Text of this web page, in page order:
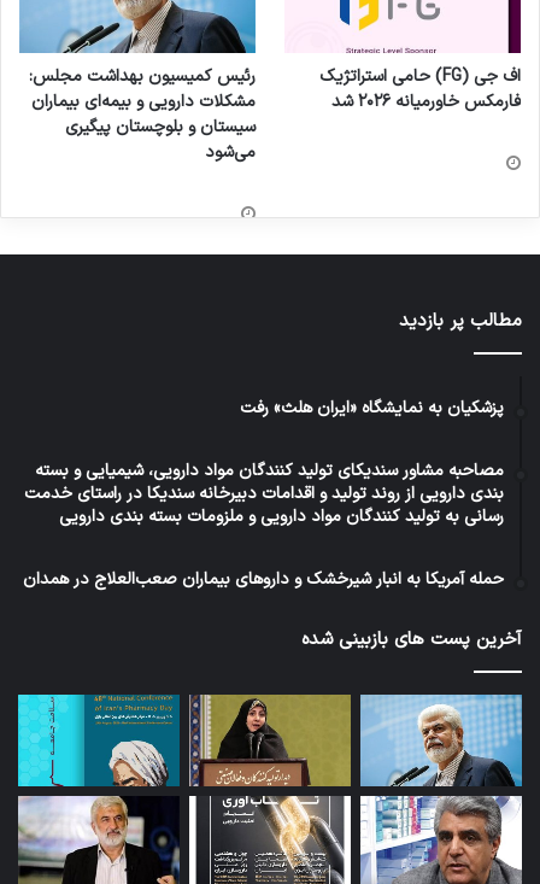
اف جی (FG) حامی استراتژیک
فارمکس خاورمیانه ۲۰۲۶ شد
رئیس کمیسیون بهداشت مجلس:
مشکلات دارویی و بیمه‌ای بیماران
سیستان و بلوچستان پیگیری
می‌شود
مطالب پر بازدید
پزشکیان به نمایشگاه «ایران هلث» رفت
مصاحبه مشاور سندیکای تولید کنندگان مواد دارویی، شیمیایی و بسته
بندی دارویی از روند تولید و اقدامات دبیرخانه سندیکا در راستای خدمت
رسانی به تولید کنندگان مواد دارویی و ملزومات بسته بندی دارویی
حمله آمریکا به انبار شیرخشک و داروهای بیماران صعب‌العلاج در همدان
آخرین پست های بازبینی شده